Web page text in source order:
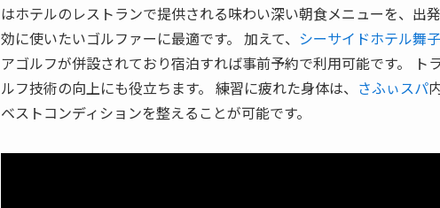
はホテルのレストランで提供される味わい深い朝食メニューを、出
効に使いたいゴルファーに最適です。 加えて、 シーサイドホテル舞
アゴルフが併設されており宿泊すれば事前予約で利用可能です。
ルフ技術の向上にも役立ちます。 練習に疲れた身体は、 さふぃスパ
ベストコンディションを整えることが可能です。